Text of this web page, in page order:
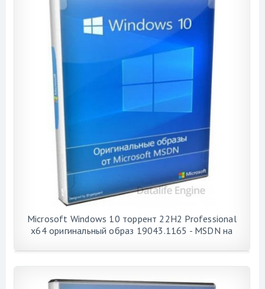
Microsoft Windows 10 торрент 22H2 Professional
x64 оригинальный образ 19043.1165 - MSDN на